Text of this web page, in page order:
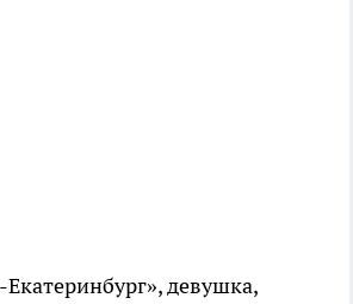
девушка,